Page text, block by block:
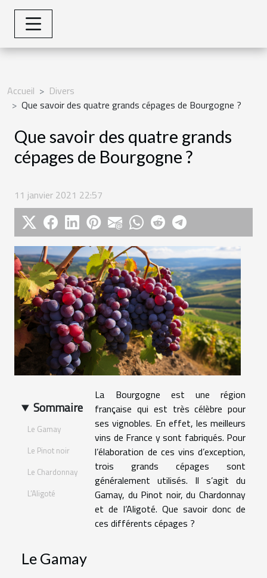
Accueil
Divers
Que savoir des quatre grands cépages de Bourgogne ?
Que savoir des quatre grands
cépages de Bourgogne ?
11 janvier 2021 22:57
Sommaire
Le Gamay
Le Pinot noir
Le Chardonnay
L’Aligoté
La Bourgogne est une région
française qui est très célèbre pour
ses vignobles. En effet, les meilleurs
vins de France y sont fabriqués. Pour
l’élaboration de ces vins d’exception,
trois grands cépages sont
généralement utilisés. Il s’agit du
Gamay, du Pinot noir, du Chardonnay
et de l’Aligoté. Que savoir donc de
ces différents cépages ?
Le Gamay